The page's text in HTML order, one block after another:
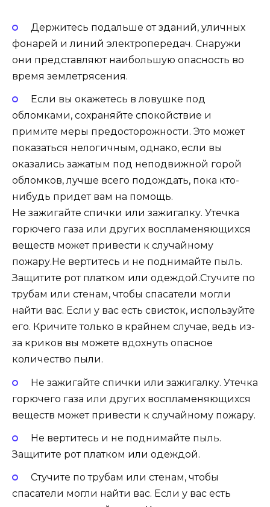
Держитесь подальше от зданий, уличных
фонарей и линий электропередач. Снаружи
они представляют наибольшую опасность во
время землетрясения.
Если вы окажетесь в ловушке под
обломками, сохраняйте спокойствие и
примите меры предосторожности. Это может
показаться нелогичным, однако, если вы
оказались зажатым под неподвижной горой
обломков, лучше всего подождать, пока кто-
нибудь придет вам на помощь.
Не зажигайте спички или зажигалку. Утечка
горючего газа или других воспламеняющихся
веществ может привести к случайному
пожару.Не вертитесь и не поднимайте пыль.
Защитите рот платком или одеждой.Стучите по
трубам или стенам, чтобы спасатели могли
найти вас. Если у вас есть свисток, используйте
его. Кричите только в крайнем случае, ведь из-
за криков вы можете вдохнуть опасное
количество пыли.
Не зажигайте спички или зажигалку. Утечка
горючего газа или других воспламеняющихся
веществ может привести к случайному пожару.
Не вертитесь и не поднимайте пыль.
Защитите рот платком или одеждой.
Стучите по трубам или стенам, чтобы
спасатели могли найти вас. Если у вас есть